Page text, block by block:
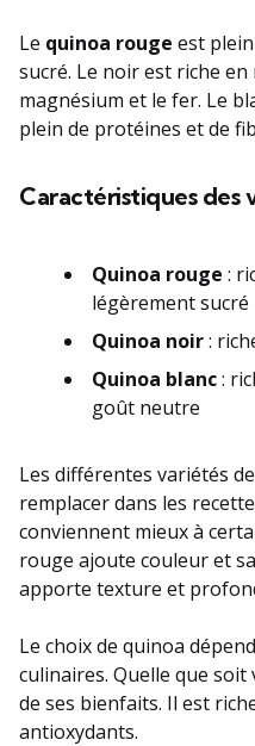
Le quinoa rouge est
sucré. Le noir est riche
magnésium et le fer. Le
plein de protéines et de
Caractéristiques des
Quinoa rouge :
légèrement sucré
Quinoa noir:
Quinoa blanc:
goût neutre
Les différentes variétés
remplacer dans les
conviennent mieux à
rouge ajoute couleur et
apporte texture et
Le choix de quinoa
culinaires. Quelle que
de ses bienfaits. Il est
antioxydants.